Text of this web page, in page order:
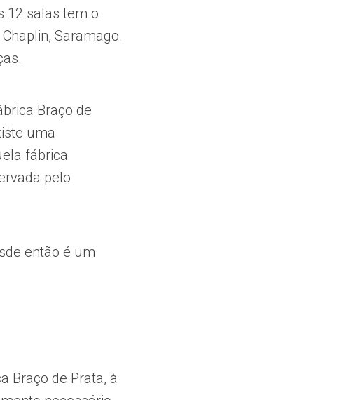
12 salas tem o
Saramago.
Braço de
uma
fábrica
pelo
então é um
Braço de Prata, à